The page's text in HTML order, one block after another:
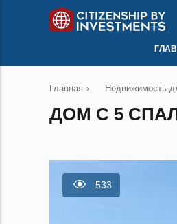
Главная › Недвижимость
ДОМ С 5
533